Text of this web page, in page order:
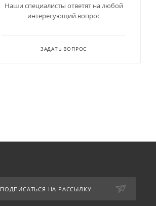
Наши специалисты ответят на любой
интересующий вопрос
ЗАДАТЬ ВОПРОС
ПОДПИСАТЬСЯ НА РАССЫЛКУ